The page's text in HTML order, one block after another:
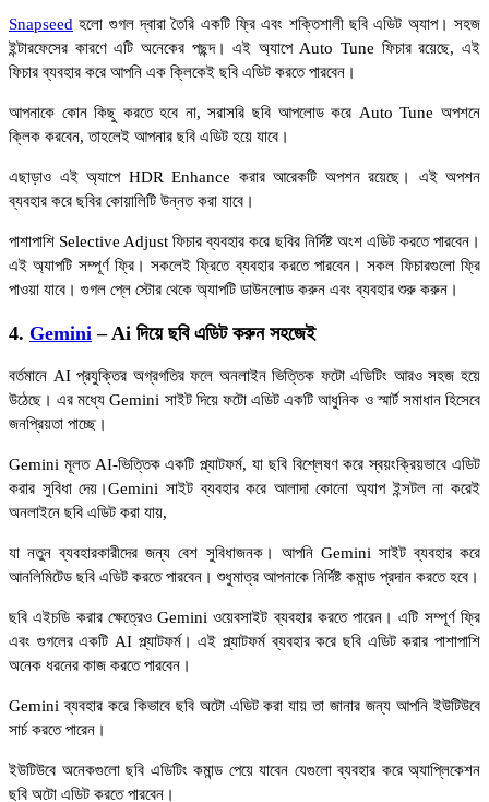
Snapseed হলো গুগল দ্বারা তৈরি একটি ফ্রি এবং শক্তিশালী ছবি এডিট অ্যাপ। সহজ
ইন্টারফেসের কারণে এটি অনেকের পছন্দ। এই অ্যাপে Auto Tune ফিচার রয়েছে, এই
ফিচার ব্যবহার করে আপনি এক ক্লিকেই ছবি এডিট করতে পারবেন।
আপনাকে কোন কিছু করতে হবে না, সরাসরি ছবি আপলোড করে Auto Tune অপশনে
ক্লিক করবেন, তাহলেই আপনার ছবি এডিট হয়ে যাবে।
এছাড়াও এই অ্যাপে HDR Enhance করার আরেকটি অপশন রয়েছে। এই অপশন
ব্যবহার করে ছবির কোয়ালিটি উন্নত করা যাবে।
পাশাপাশি Selective Adjust ফিচার ব্যবহার করে ছবির নির্দিষ্ট অংশ এডিট করতে পারবেন।
এই অ্যাপটি সম্পূর্ণ ফ্রি। সকলেই ফ্রিতে ব্যবহার করতে পারবেন। সকল ফিচারগুলো ফ্রি
পাওয়া যাবে। গুগল প্লে স্টোর থেকে অ্যাপটি ডাউনলোড করুন এবং ব্যবহার শুরু করুন।
4. Gemini – Ai দিয়ে ছবি এডিট করুন সহজেই
বর্তমানে AI প্রযুক্তির অগ্রগতির ফলে অনলাইন ভিত্তিক ফটো এডিটিং আরও সহজ হয়ে
উঠেছে। এর মধ্যে Gemini সাইট দিয়ে ফটো এডিট একটি আধুনিক ও স্মার্ট সমাধান হিসেবে
জনপ্রিয়তা পাচ্ছে।
Gemini মূলত AI-ভিত্তিক একটি প্ল্যাটফর্ম, যা ছবি বিশ্লেষণ করে স্বয়ংক্রিয়ভাবে এডিট
করার সুবিধা দেয়।Gemini সাইট ব্যবহার করে আলাদা কোনো অ্যাপ ইন্সটল না করেই
অনলাইনে ছবি এডিট করা যায়,
যা নতুন ব্যবহারকারীদের জন্য বেশ সুবিধাজনক। আপনি Gemini সাইট ব্যবহার করে
আনলিমিটেড ছবি এডিট করতে পারবেন। শুধুমাত্র আপনাকে নির্দিষ্ট কমান্ড প্রদান করতে হবে।
ছবি এইচডি করার ক্ষেত্রেও Gemini ওয়েবসাইট ব্যবহার করতে পারেন। এটি সম্পূর্ণ ফ্রি
এবং গুগলের একটি AI প্ল্যাটফর্ম। এই প্ল্যাটফর্ম ব্যবহার করে ছবি এডিট করার পাশাপাশি
অনেক ধরনের কাজ করতে পারবেন।
Gemini ব্যবহার করে কিভাবে ছবি অটো এডিট করা যায় তা জানার জন্য আপনি ইউটিউবে
সার্চ করতে পারেন।
ইউটিউবে অনেকগুলো ছবি এডিটিং কমান্ড পেয়ে যাবেন যেগুলো ব্যবহার করে অ্যাপ্লিকেশন
ছবি অটো এডিট করতে পারবেন।